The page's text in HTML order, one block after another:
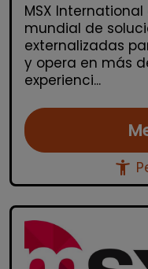
MSX
mundial de
externalizadas
y opera en más
experienci...
accessibility_new